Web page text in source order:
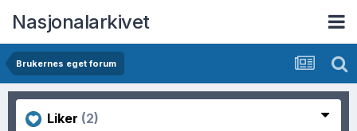
Nasjonalarkivet
Brukernes eget forum
Liker (2)